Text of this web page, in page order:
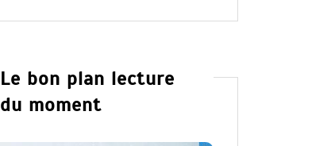
Le bon plan lecture
du moment